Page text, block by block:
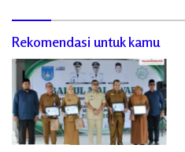
Rekomendasi untuk kamu